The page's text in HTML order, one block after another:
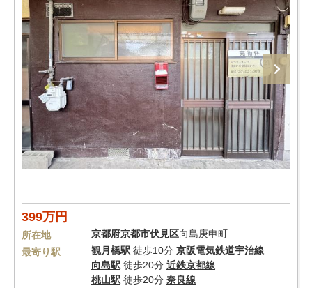
399万円
所在地 京都府京都市伏見区向島庚申町
最寄り駅
観月橋駅 徒歩10分 京阪電気鉄道宇治線
向島駅 徒歩20分 近鉄京都線
桃山駅 徒歩20分 奈良線